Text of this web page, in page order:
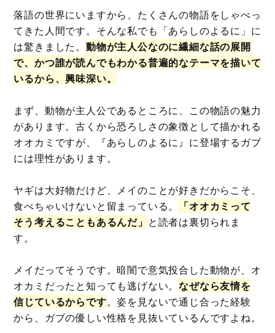
落語の世界にいますから、たくさんの物語をしゃべっ
てきた人間です。そんな私でも「あらしのよるに」に
は驚きました。動物が主人公なのに繊細な話の展開
で、かつ誰が読んでもわかる普遍的なテーマを描いて
いるから、興味深い。
まず、動物が主人公であるところに、この物語の魅力
があります。古くから恐ろしさの象徴として描かれる
オオカミですが、『あらしのよるに』に登場するガブ
には理性があります。
ヤギは大好物だけど、メイのことが好きだからこそ、
食べちゃいけないと留まっている。
「オオカミって
そう考えることもあるんだ」 と読者は裏切られま
す。
メイだってそうです。暗闇で意気投合した動物が、オ
オカミだったと知っても逃げない。なぜなら友情を
信じているからです。姿を見ないで通じ合った経験
から、ガブの優しい性格を見抜いているんですよね。